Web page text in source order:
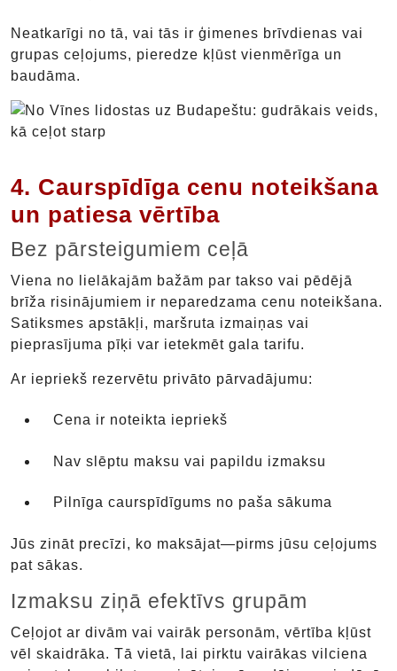
Neatkarīgi no tā, vai tās ir ģimenes brīvdienas vai
grupas ceļojums, pieredze kļūst vienmērīga un
baudāma.
4. Caurspīdīga cenu noteikšana
un patiesa vērtība
Bez pārsteigumiem ceļā
Viena no lielākajām bažām par takso vai pēdējā
brīža risinājumiem ir neparedzama cenu noteikšana.
Satiksmes apstākļi, maršruta izmaiņas vai
pieprasījuma pīķi var ietekmēt gala tarifu.
Ar iepriekš rezervētu privāto pārvadājumu:
Cena ir noteikta iepriekš
Nav slēptu maksu vai papildu izmaksu
Pilnīga caurspīdīgums no paša sākuma
Jūs zināt precīzi, ko maksājat—pirms jūsu ceļojums
pat sākas.
Izmaksu ziņā efektīvs grupām
Ceļojot ar divām vai vairāk personām, vērtība kļūst
vēl skaidrāka. Tā vietā, lai pirktu vairākas vilciena